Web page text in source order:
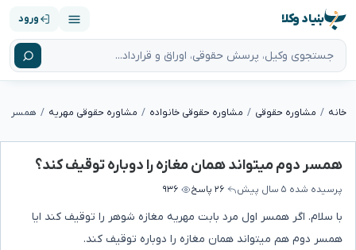
بنیاد وکلا ورود
خانه مشاوره حقوقی مشاوره حقوقی خانواده مشاوره حقوقی مهریه همسر
همسر دوم میتواند همان مغازه را دوباره توقیف کند؟
پرسیده شده ۵ سال پیش ۲۶ پاسخ ۹۳۶
با سلام. اگر همسر اول مرد بابت مهریه مغازه شوهر را توقیف کند ایا
همسر دوم هم میتواند همان مغازه را دوباره توقیف کند.